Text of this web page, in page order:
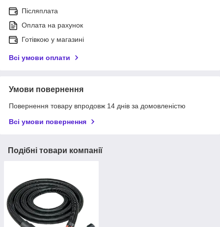
Післяплата
Оплата на рахунок
Готівкою у магазині
Всі умови оплати
Умови повернення
Повернення товару впродовж 14 днів за домовленістю
Всі умови повернення
Подібні товари компанії